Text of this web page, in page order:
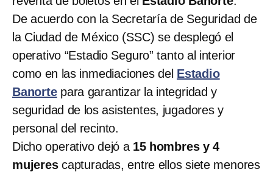
De acuerdo con la Secretaría de Seguridad de
la Ciudad de México (SSC) se desplegó el
operativo “Estadio Seguro” tanto al interior
como en las inmediaciones del Estadio
Banortepara garantizar la integridad y
seguridad de los asistentes, jugadores y
personal del recinto.
Dicho operativo dejó a 15 hombres y 4
mujerescapturadas, entre ellos siete menores